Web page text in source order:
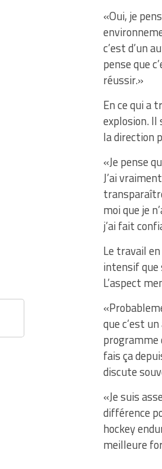
«Oui, je
c’est d’un
pense que
réussir.»
En ce qui a
explosion.
la direction
«Je pense
J’ai
moi que je
j’ai fait
Le travail
intensif que
L’aspect
que c’est
programme
fais ça
discute
«Je suis
différence
hockey
meilleure